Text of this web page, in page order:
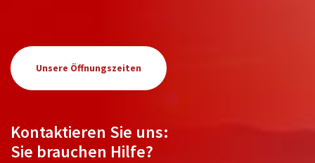
Unsere Öffnungszeiten
Kontaktieren Sie uns:
Sie brauchen Hilfe?